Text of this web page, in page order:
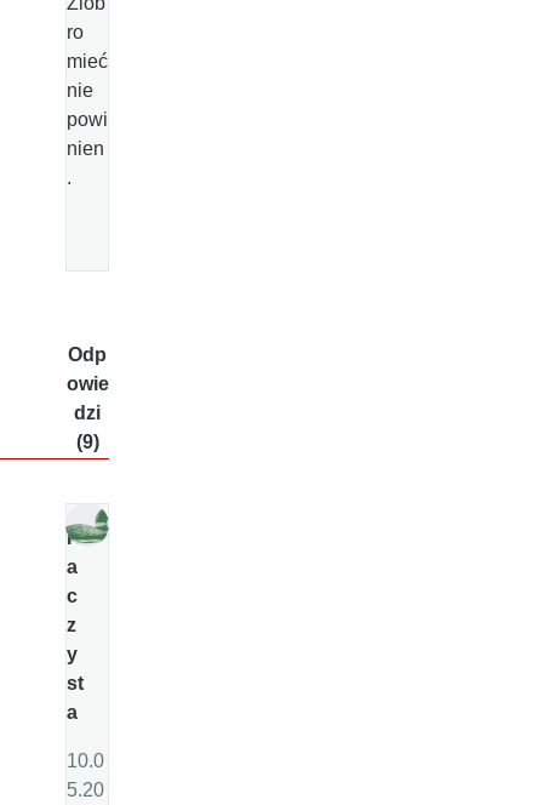
ro
mieć
nie
powi
nien
.
Odp
owie
dzi
(9)
K
a
c
z
y
st
a
10.0
5.20